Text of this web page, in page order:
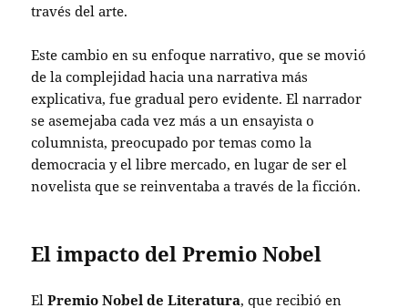
través del arte.
Este cambio en su enfoque narrativo, que se movió
de la complejidad hacia una narrativa más
explicativa, fue gradual pero evidente. El narrador
se asemejaba cada vez más a un ensayista o
columnista, preocupado por temas como la
democracia y el libre mercado, en lugar de ser el
novelista que se reinventaba a través de la ficción.
El impacto del Premio Nobel
ElPremio Nobel de Literatura, que recibió en